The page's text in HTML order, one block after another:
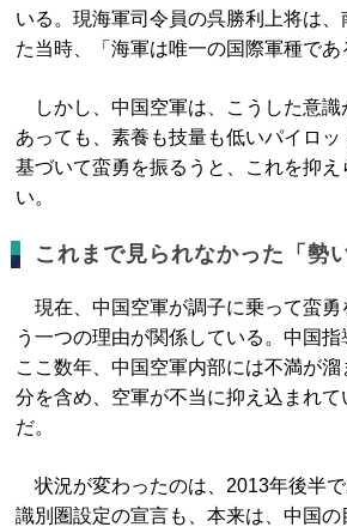
いる。現海軍司令員の呉勝利上将は
た当時、「海軍は唯一の国際軍種であ
しかし、中国空軍は、こうした意識
あっても、素養も技量も低いパイロ
基づいて蛮勇を振るうと、これを抑
い。
これまで見られなかった「勢
現在、中国空軍が調子に乗って蛮勇
う一つの理由が関係している。中国指
ここ数年、中国空軍内部には不満が
分を含め、空軍が不当に抑え込まれ
だ。
状況が変わったのは、2013年後半
識別圏設定の宣言も、本来は、中国の